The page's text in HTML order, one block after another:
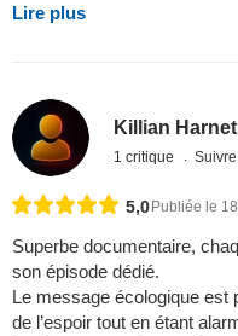
Lire plus
Killian Harnet
1 critique
5,0 Publiée le
Superbe documentaire,
son épisode dédié.
Le message écologique est
de l’espoir tout en étant